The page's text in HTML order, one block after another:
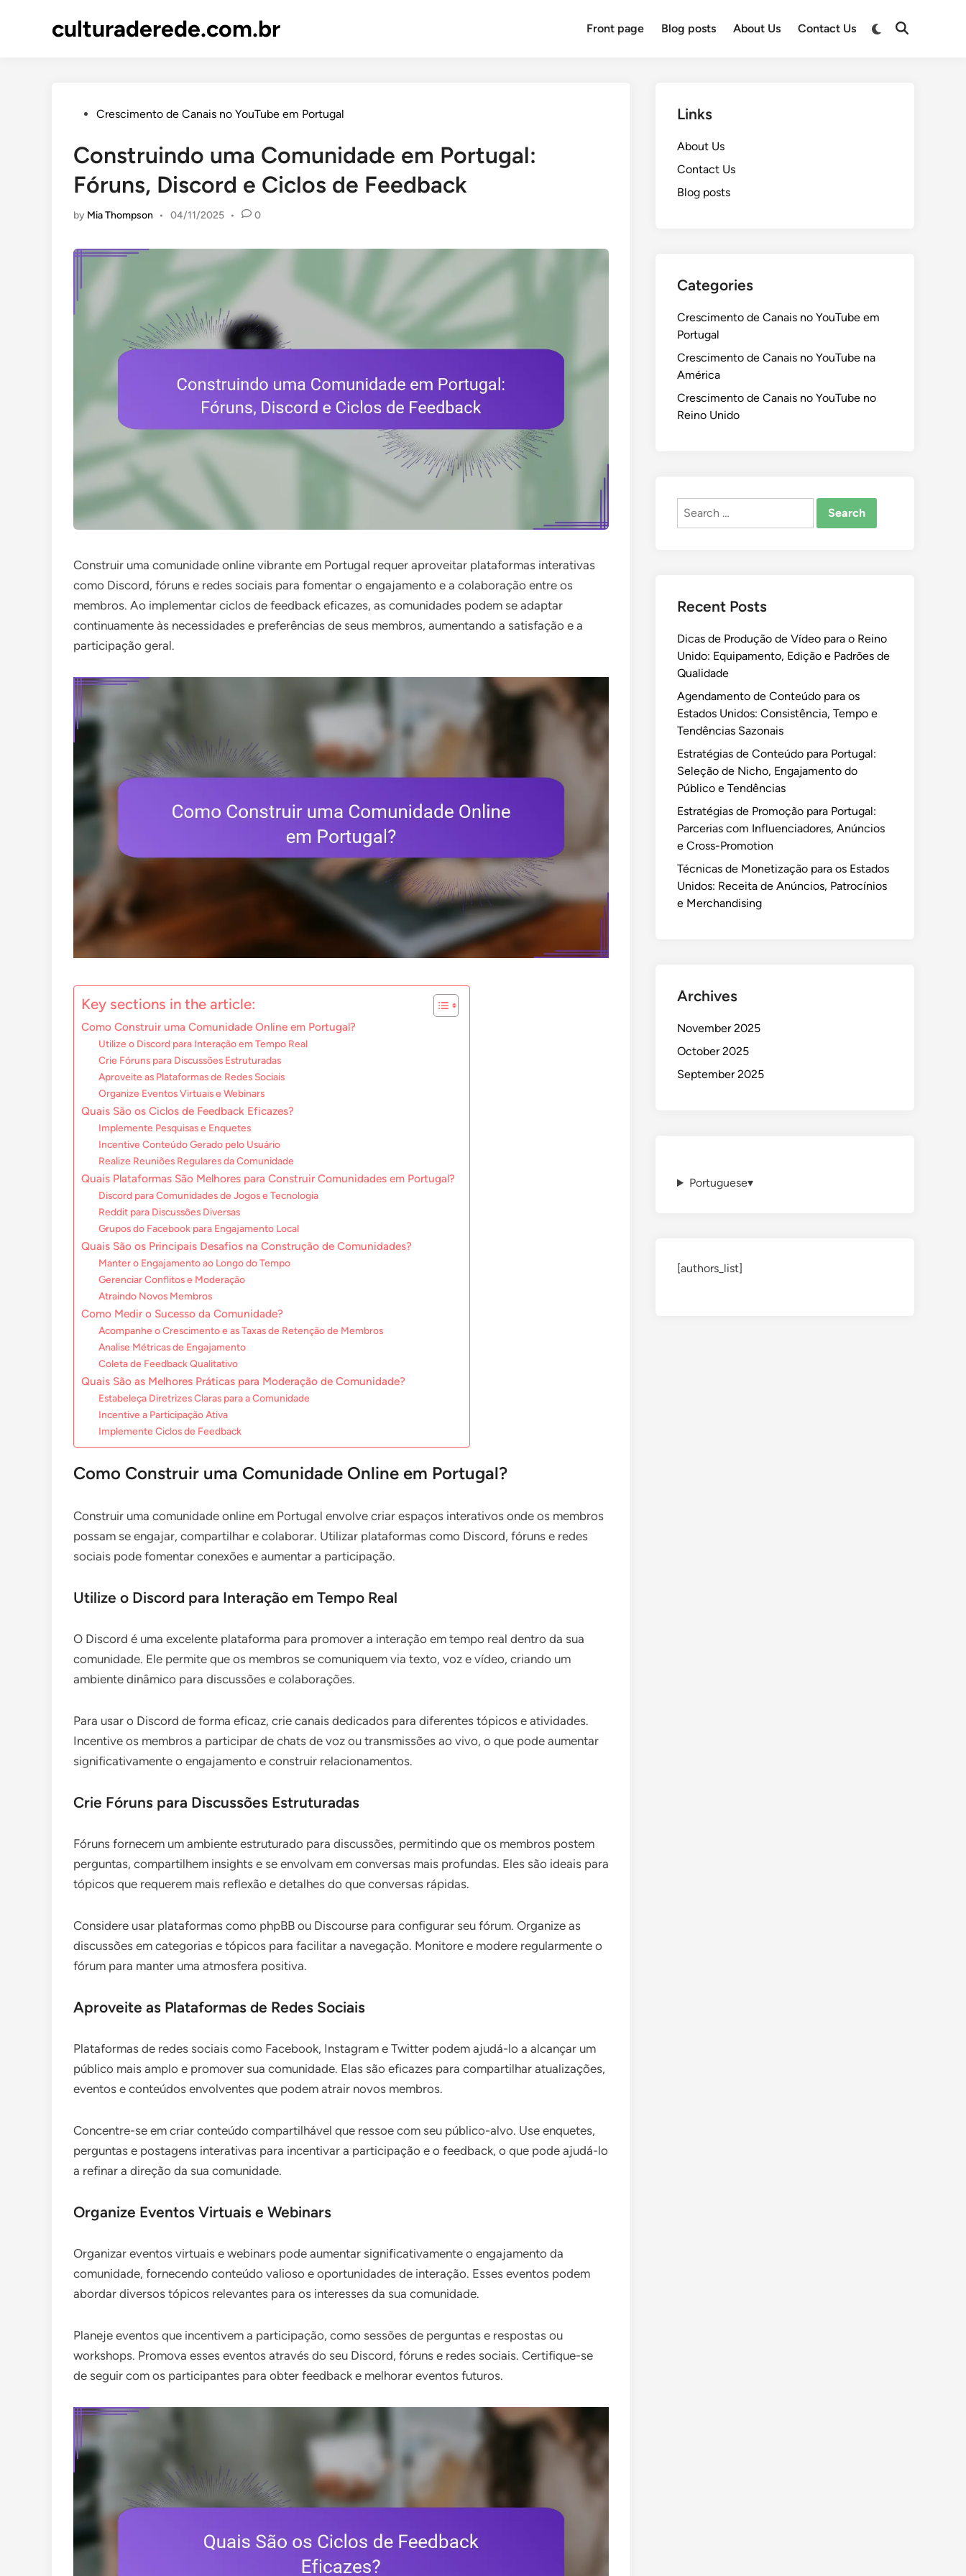
culturaderede.com.br Front page Blog posts About Us Contact Us
Switch
Open
PostedCrescimento de Canais no YouTube em Portugal
Construindo uma Comunidade em Portugal:
Fóruns, Discord e Ciclos de Feedback
by Mia Thompson • 04/11/2025 • 0
Construir uma comunidade online vibrante em Portugal requer aproveitar plataformas interativas
como Discord, fóruns e redes sociais para fomentar o engajamento e a colaboração entre os
membros. Ao implementar ciclos de feedback eficazes, as comunidades podem se adaptar
continuamente às necessidades e preferências de seus membros, aumentando a satisfação e a
participação geral.
Key sections in the article:
Como Construir uma Comunidade Online em Portugal?
Utilize o Discord para Interação em Tempo Real
Crie Fóruns para Discussões Estruturadas
Aproveite as Plataformas de Redes Sociais
Organize Eventos Virtuais e Webinars
Quais São os Ciclos de Feedback Eficazes?
Implemente Pesquisas e Enquetes
Incentive Conteúdo Gerado pelo Usuário
Realize Reuniões Regulares da Comunidade
Quais Plataformas São Melhores para Construir Comunidades em Portugal?
Discord para Comunidades de Jogos e Tecnologia
Reddit para Discussões Diversas
Grupos do Facebook para Engajamento Local
Quais São os Principais Desafios na Construção de Comunidades?
Manter o Engajamento ao Longo do Tempo
Gerenciar Conflitos e Moderação
Atraindo Novos Membros
Como Medir o Sucesso da Comunidade?
Acompanhe o Crescimento e as Taxas de Retenção de Membros
Analise Métricas de Engajamento
Coleta de Feedback Qualitativo
Quais São as Melhores Práticas para Moderação de Comunidade?
Estabeleça Diretrizes Claras para a Comunidade
Incentive a Participação Ativa
Implemente Ciclos de Feedback
Como Construir uma Comunidade Online em Portugal?
Construir uma comunidade online em Portugal envolve criar espaços interativos onde os membros
possam se engajar, compartilhar e colaborar. Utilizar plataformas como Discord, fóruns e redes
sociais pode fomentar conexões e aumentar a participação.
Utilize o Discord para Interação em Tempo Real
O Discord é uma excelente plataforma para promover a interação em tempo real dentro da sua
comunidade. Ele permite que os membros se comuniquem via texto, voz e vídeo, criando um
ambiente dinâmico para discussões e colaborações.
Para usar o Discord de forma eficaz, crie canais dedicados para diferentes tópicos e atividades.
Incentive os membros a participar de chats de voz ou transmissões ao vivo, o que pode aumentar
significativamente o engajamento e construir relacionamentos.
Crie Fóruns para Discussões Estruturadas
Fóruns fornecem um ambiente estruturado para discussões, permitindo que os membros postem
perguntas, compartilhem insights e se envolvam em conversas mais profundas. Eles são ideais para
tópicos que requerem mais reflexão e detalhes do que conversas rápidas.
Considere usar plataformas como phpBB ou Discourse para configurar seu fórum. Organize as
discussões em categorias e tópicos para facilitar a navegação. Monitore e modere regularmente o
fórum para manter uma atmosfera positiva.
Aproveite as Plataformas de Redes Sociais
Plataformas de redes sociais como Facebook, Instagram e Twitter podem ajudá-lo a alcançar um
público mais amplo e promover sua comunidade. Elas são eficazes para compartilhar atualizações,
eventos e conteúdos envolventes que podem atrair novos membros.
Concentre-se em criar conteúdo compartilhável que ressoe com seu público-alvo. Use enquetes,
perguntas e postagens interativas para incentivar a participação e o feedback, o que pode ajudá-lo
a refinar a direção da sua comunidade.
Organize Eventos Virtuais e Webinars
Organizar eventos virtuais e webinars pode aumentar significativamente o engajamento da
comunidade, fornecendo conteúdo valioso e oportunidades de interação. Esses eventos podem
abordar diversos tópicos relevantes para os interesses da sua comunidade.
Planeje eventos que incentivem a participação, como sessões de perguntas e respostas ou
workshops. Promova esses eventos através do seu Discord, fóruns e redes sociais. Certifique-se
de seguir com os participantes para obter feedback e melhorar eventos futuros.
Links
About Us
Contact Us
Blog posts
Categories
Crescimento de Canais no YouTube em
Portugal
Crescimento de Canais no YouTube na
América
Crescimento de Canais no YouTube no
Reino Unido
Search
Recent Posts
Dicas de Produção de Vídeo para o Reino
Unido: Equipamento, Edição e Padrões de
Qualidade
Agendamento de Conteúdo para os
Estados Unidos: Consistência, Tempo e
Tendências Sazonais
Estratégias de Conteúdo para Portugal:
Seleção de Nicho, Engajamento do
Público e Tendências
Estratégias de Promoção para Portugal:
Parcerias com Influenciadores, Anúncios
e Cross-Promotion
Técnicas de Monetização para os Estados
Unidos: Receita de Anúncios, Patrocínios
e Merchandising
Archives
November 2025
October 2025
September 2025
Portuguese▾
[authors_list]